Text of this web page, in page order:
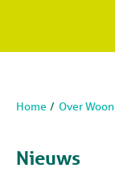
Home Over
Nieuws